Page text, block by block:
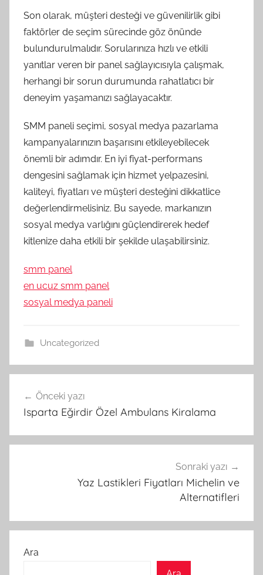
Son olarak, müşteri desteği ve güvenilirlik gibi
faktörler de seçim sürecinde göz önünde
bulundurulmalıdır. Sorularınıza hızlı ve etkili
yanıtlar veren bir panel sağlayıcısıyla çalışmak,
herhangi bir sorun durumunda rahatlatıcı bir
deneyim yaşamanızı sağlayacaktır.
SMM paneli seçimi, sosyal medya pazarlama
kampanyalarınızın başarısını etkileyebilecek
önemli bir adımdır. En iyi fiyat-performans
dengesini sağlamak için hizmet yelpazesini,
kaliteyi, fiyatları ve müşteri desteğini dikkatlice
değerlendirmelisiniz. Bu sayede, markanızın
sosyal medya varlığını güçlendirerek hedef
kitlenize daha etkili bir şekilde ulaşabilirsiniz.
smm panel
en ucuz smm panel
sosyal medya paneli
Uncategorized
gezinmesi
Önceki yazı
Isparta Eğirdir Özel Ambulans Kiralama
Sonraki yazı
Yaz Lastikleri Fiyatları Michelin ve
Alternatifleri
Ara